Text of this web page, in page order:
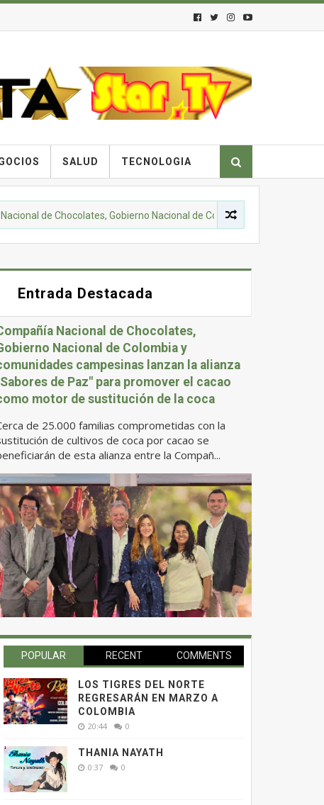
SALUD TECNOLOGIA
Chocolates, Gobierno Nacional de Colombia y comunidades
Entrada Destacada
Nacional de Chocolates,
Nacional de Colombia y
campesinas lanzan la alianza
de Paz" para promover el cacao
motor de sustitución de la coca
de 25.000 familias comprometidas con la
de cultivos de coca por cacao se
de esta alianza entre la Compañ...
POPULAR RECENT COMMENTS
LOS TIGRES DEL NORTE
REGRESARÁN EN MARZO A
COLOMBIA
20:44 0
THANIA NAYATH
0:37 0